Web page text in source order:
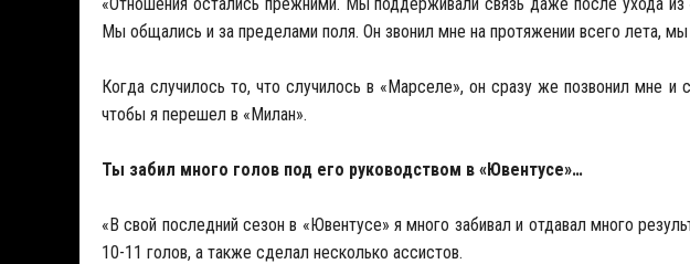
Мы общались и за пределами поля. Он звонил мне на протяжении всего лета, мы
Когда случилось то, что случилось в «Марселе», он сразу же позвонил мне
чтобы я перешел в «Милан».
Ты забил много голов под его руководством в «Ювентусе»…
«В свой последний сезон в «Ювентусе» я много забивал и отдавал много
10-11 голов, а также сделал несколько ассистов.